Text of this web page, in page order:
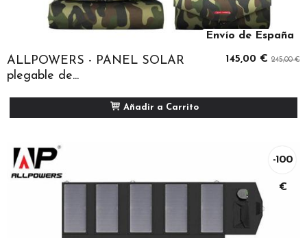
Envío de España
ALLPOWERS - PANEL SOLAR
plegable de...
145,00 € 245,00 €
Añadir a Carrito
-100
€